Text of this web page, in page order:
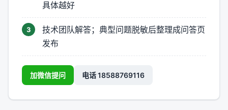
具体越好
技术团队解答；典型问题脱敏后整理成问答页
发布
加微信提问 电话 18588769116